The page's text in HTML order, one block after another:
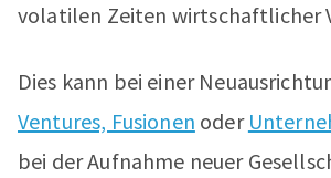
volatilen Zeiten wirtschaftlicher
Dies kann bei einer
Ventures, Fusionen oder
bei der Aufnahme neuer